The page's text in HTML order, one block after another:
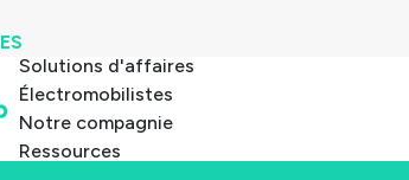
Solutions d'affaires
Électromobilistes
Notre compagnie
Ressources